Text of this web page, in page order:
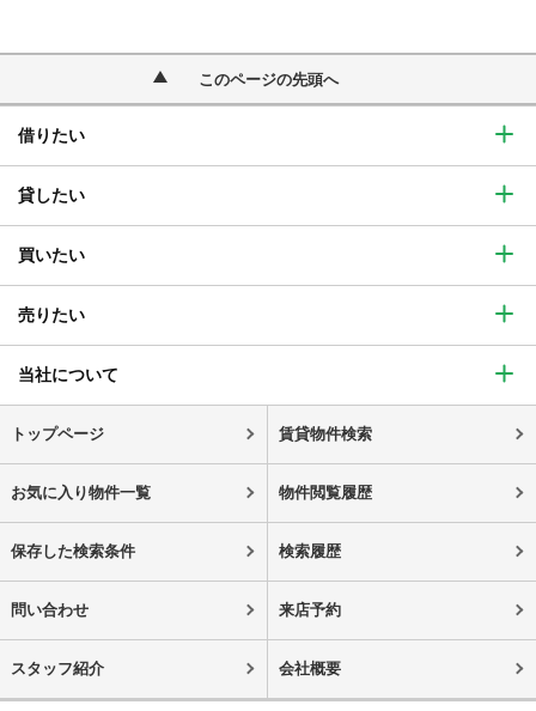
このページの先頭へ
借りたい
貸したい
買いたい
売りたい
当社について
トップページ 賃貸物件検索
お気に入り物件一覧 物件閲覧履歴
保存した検索条件 検索履歴
問い合わせ 来店予約
スタッフ紹介 会社概要